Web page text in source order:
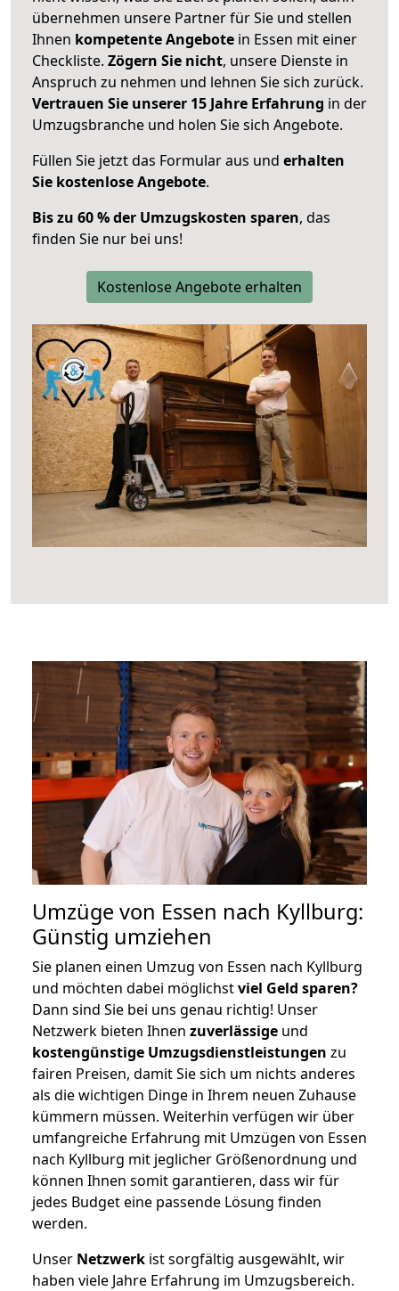
übernehmen unsere Partner für Sie und stellen
Ihnen kompetente Angebote in Essen mit einer
Checkliste. Zögern Sie nicht, unsere Dienste in
Anspruch zu nehmen und lehnen Sie sich zurück.
Vertrauen Sie unserer 15 Jahre Erfahrung in der
Umzugsbranche und holen Sie sich Angebote.
Füllen Sie jetzt das Formular aus und erhalten
Sie kostenlose Angebote.
Bis zu 60 % der Umzugskosten sparen, das
finden Sie nur bei uns!
Kostenlose Angebote erhalten
Umzüge von Essen nach Kyllburg:
Günstig umziehen
Sie planen einen Umzug von Essen nach Kyllburg
und möchten dabei möglichstviel Geld sparen?
Dann sind Sie bei uns genau richtig! Unser
Netzwerk bieten Ihnen zuverlässige und
kostengünstige Umzugsdienstleistungen zu
fairen Preisen, damit Sie sich um nichts anderes
als die wichtigen Dinge in Ihrem neuen Zuhause
kümmern müssen. Weiterhin verfügen wir über
umfangreiche Erfahrung mit Umzügen von Essen
nach Kyllburg mit jeglicher Größenordnung und
können Ihnen somit garantieren, dass wir für
jedes Budget eine passende Lösung finden
werden.
Unser Netzwerk ist sorgfältig ausgewählt, wir
haben viele Jahre Erfahrung im Umzugsbereich.